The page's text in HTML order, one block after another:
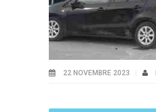
22 NOVEMBRE 2023